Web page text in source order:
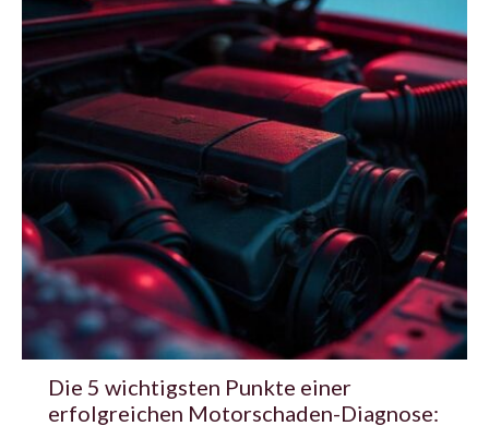
Die 5 wichtigsten Punkte einer
erfolgreichen Motorschaden-Diagnose: